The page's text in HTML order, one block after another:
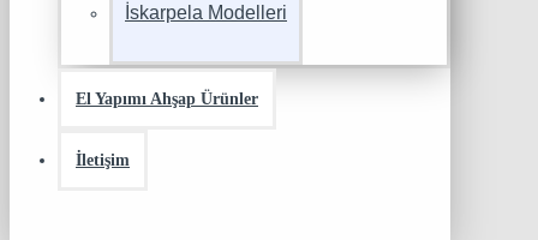
İskarpela Modelleri
El Yapımı Ahşap Ürünler
İletişim